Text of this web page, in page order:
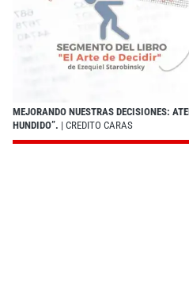
MEJORANDO NUESTRAS DECISIONES:
HUNDIDO”. | CREDITO CARAS